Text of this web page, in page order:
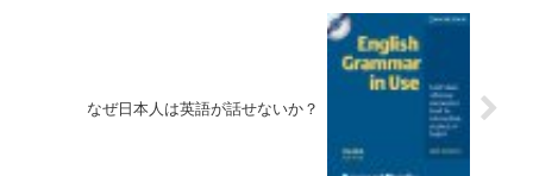
なぜ日本人は英語が話せないか？